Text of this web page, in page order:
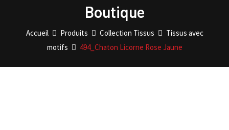
Boutique
Accueil Produits Collection Tissus
Tissus avec
motifs
494_Chaton Licorne Rose Jaune